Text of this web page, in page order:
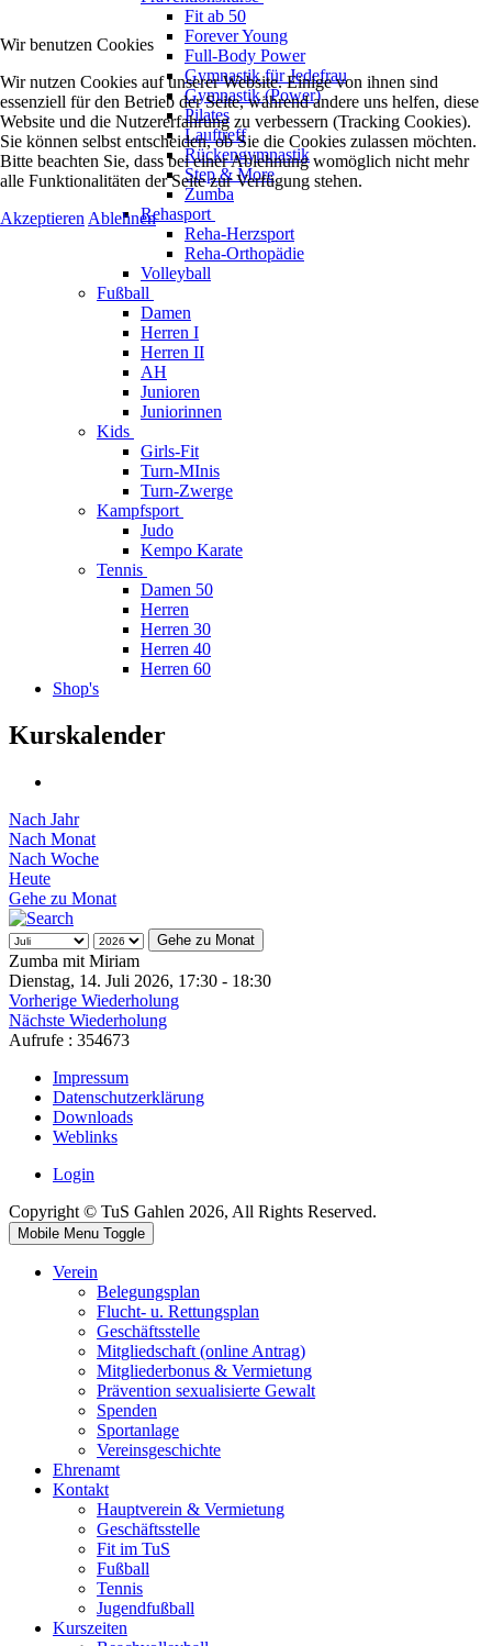
Fit ab 50
Forever Young
Full-Body Power
Gymnastik für Jedefrau
Gymnastik (Power)
Pilates
Lauftreff
Rückengymnastik
Step & More
Zumba
Rehasport
Reha-Herzsport
Reha-Orthopädie
Volleyball
Fußball
Damen
Herren I
Herren II
AH
Junioren
Juniorinnen
Kids
Girls-Fit
Turn-MInis
Turn-Zwerge
Kampfsport
Judo
Kempo Karate
Tennis
Damen 50
Herren
Herren 30
Herren 40
Herren 60
Shop's
Kurskalender
Nach Jahr
Nach Monat
Nach Woche
Heute
Gehe zu Monat
Gehe zu Monat
Zumba mit Miriam
Dienstag, 14. Juli 2026, 17:30 - 18:30
Vorherige Wiederholung
Nächste Wiederholung
Aufrufe : 354673
Impressum
Datenschutzerklärung
Downloads
Weblinks
Login
Copyright © TuS Gahlen 2026, All Rights Reserved.
Mobile Menu Toggle
Verein
Belegungsplan
Flucht- u. Rettungsplan
Geschäftsstelle
Mitgliedschaft (online Antrag)
Mitgliederbonus & Vermietung
Prävention sexualisierte Gewalt
Spenden
Sportanlage
Vereinsgeschichte
Ehrenamt
Kontakt
Hauptverein & Vermietung
Geschäftsstelle
Fit im TuS
Fußball
Tennis
Jugendfußball
Kurszeiten
Wir benutzen Cookies
Wir nutzen Cookies auf unserer Website. Einige von ihnen sind
essenziell für den Betrieb der Seite, während andere uns helfen, diese
Website und die Nutzererfahrung zu verbessern (Tracking Cookies).
Sie können selbst entscheiden, ob Sie die Cookies zulassen möchten.
Bitte beachten Sie, dass bei einer Ablehnung womöglich nicht mehr
alle Funktionalitäten der Seite zur Verfügung stehen.
Akzeptieren Ablehnen